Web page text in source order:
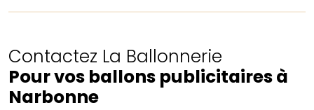
Contactez La Ballonnerie
Pour vos ballons publicitaires à
Narbonne